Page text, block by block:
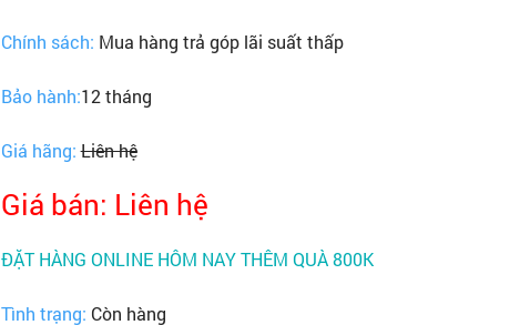
Chính sách: Mua hàng trả góp lãi suất thấp
Bảo hành:12 tháng
Giá hãng:Liên hệ
Giá bán: Liên hệ
ĐẶT HÀNG ONLINE HÔM NAY THÊM QUÀ 800K
Tình trạng: Còn hàng